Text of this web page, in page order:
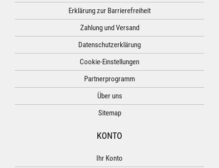
Erklärung zur Barrierefreiheit
Zahlung und Versand
Datenschutzerklärung
Cookie-Einstellungen
Partnerprogramm
Über uns
Sitemap
KONTO
Ihr Konto